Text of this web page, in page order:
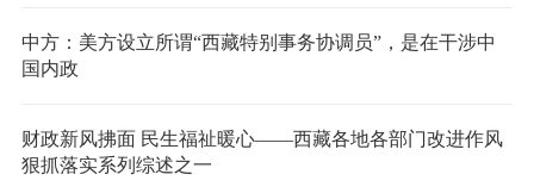
中方：美方设立所谓“西藏特别事务协调员”，是在干涉中
国内政
财政新风拂面 民生福祉暖心——西藏各地各部门改进作风
狠抓落实系列综述之一